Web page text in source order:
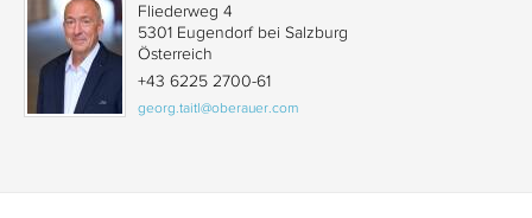
Fliederweg 4
5301 Eugendorf bei Salzburg
Österreich
+43 6225 2700-61
georg.taitl@oberauer.com